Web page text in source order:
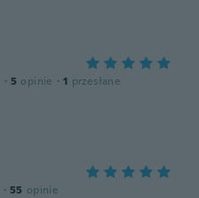
· 5 opinie · 1 przesłane
· 55 opinie